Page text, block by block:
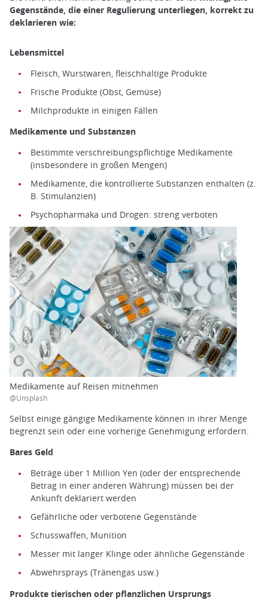
Gegenstände, die einer Regulierung unterliegen, korrekt zu
deklarieren wie:
Lebensmittel
Fleisch, Wurstwaren, fleischhaltige Produkte
Frische Produkte (Obst, Gemüse)
Milchprodukte in einigen Fällen
Medikamente und Substanzen
Bestimmte verschreibungspflichtige Medikamente
(insbesondere in großen Mengen)
Medikamente, die kontrollierte Substanzen enthalten (z.
B. Stimulanzien)
Psychopharmaka und Drogen: streng verboten
Medikamente auf Reisen mitnehmen
@Unsplash
Selbst einige gängige Medikamente können in ihrer Menge
begrenzt sein oder eine vorherige Genehmigung erfordern.
Bares Geld
Beträge über 1 Million Yen (oder der entsprechende
Betrag in einer anderen Währung) müssen bei der
Ankunft deklariert werden
Gefährliche oder verbotene Gegenstände
Schusswaffen, Munition
Messer mit langer Klinge oder ähnliche Gegenstände
Abwehrsprays (Tränengas usw.)
Produkte tierischen oder pflanzlichen Ursprungs